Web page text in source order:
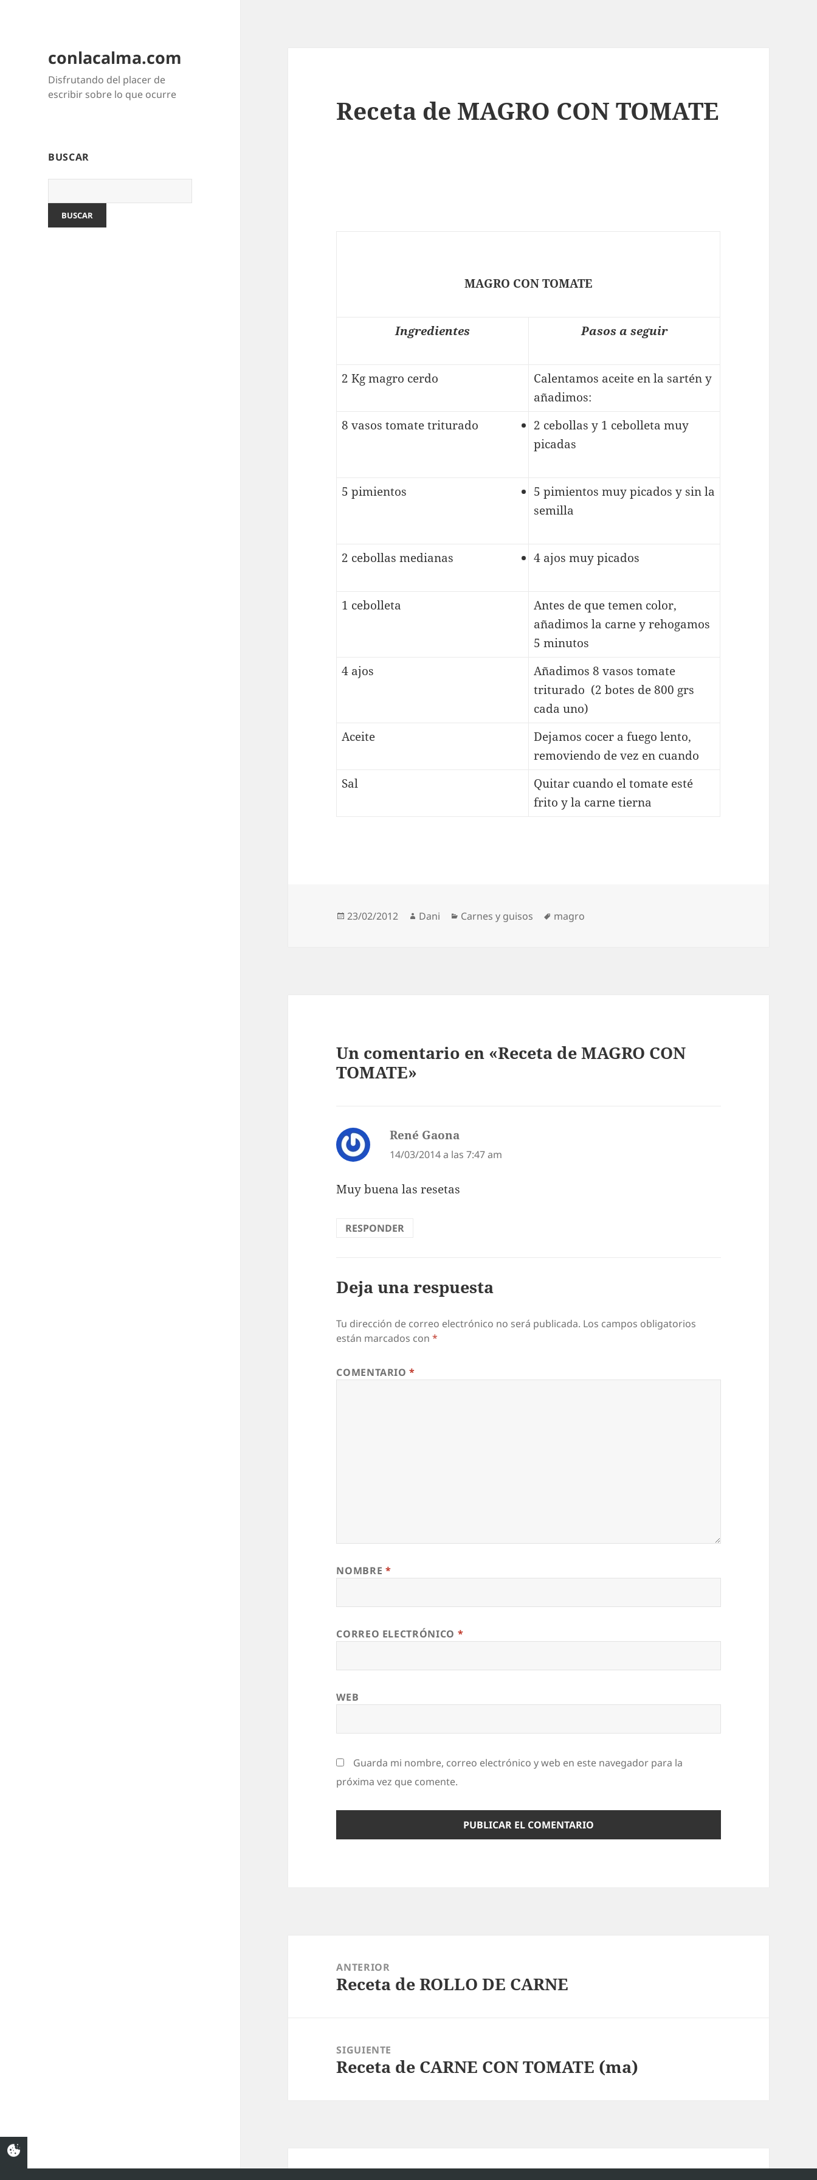
conlacalma.com
Disfrutando del placer de
escribir sobre lo que ocurre
BUSCAR
Receta de MAGRO CON TOMATE
MAGRO CON TOMATE
Ingredientes Pasos a seguir
2 Kg magro cerdo
Calentamos aceite en la sartén y
añadimos:
8 vasos tomate triturado
2 cebollas y 1 cebolleta muy
picadas
5 pimientos
5 pimientos muy picados y sin la
semilla
2 cebollas medianas 4 ajos muy picados
1 cebolleta
Antes de que temen color,
añadimos la carne y rehogamos
5 minutos
4 ajos
Añadimos 8 vasos tomate
triturado (2 botes de 800 grs
cada uno)
Aceite
Dejamos cocer a fuego lento,
removiendo de vez en cuando
Sal
Quitar cuando el tomate esté
frito y la carne tierna
Publicado
23/02/2012 Autor
Dani Categorías
Carnes y guisos Etiquetas
magro
Un comentario en «Receta de MAGRO CON
TOMATE»
René Gaona
14/03/2014 a las 7:47 am
Muy buena las resetas
RESPONDER
Deja una respuesta
Tu dirección de correo electrónico no será publicada. Los campos obligatorios
están marcados con*
COMENTARIO*
NOMBRE *
CORREO ELECTRÓNICO *
WEB
Guarda mi nombre, correo electrónico y web en este navegador para la
próxima vez que comente.
entradas
ANTERIOR
Entrada
Receta de ROLLO DE CARNE
SIGUIENTE
Entrada
Receta de CARNE CON TOMATE (ma)